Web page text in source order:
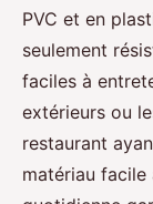
PVC et en
seulement
faciles à
extérieurs ou
restaurant
matériau